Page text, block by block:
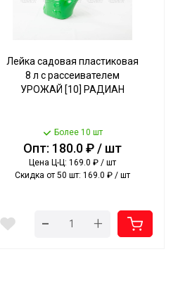
Лейка садовая пластиковая
8 л с рассеивателем
УРОЖАЙ [10] РАДИАН
Более 10 шт
Опт: 180.0 ₽ / шт
Цена Ц-Ц: 169.0 ₽ / шт
Скидка от 50 шт: 169.0 ₽ / шт
- +